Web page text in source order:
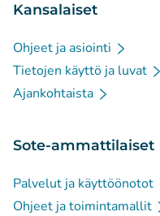
Kansalaiset
Ohjeet ja asiointi
Tietojen käyttö ja luvat
Ajankohtaista
Sote-ammattilaiset
Palvelut ja käyttöönotot
Ohjeet ja toimintamallit